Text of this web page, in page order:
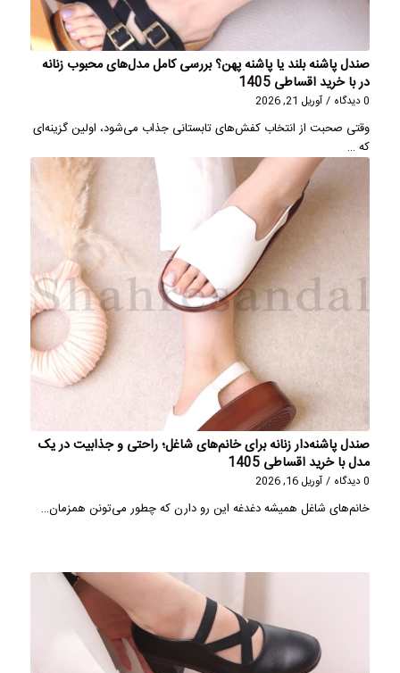
صندل پاشنه بلند یا پاشنه پهن؟ بررسی کامل مدل‌های محبوب زنانه
در با خرید اقساطی 1405
0 دیدگاه / آوریل 21, 2026
وقتی صحبت از انتخاب کفش‌های تابستانی جذاب می‌شود، اولین گزینه‌ای
که …
صندل پاشنه‌دار زنانه برای خانم‌های شاغل؛ راحتی و جذابیت در یک
مدل با خرید اقساطی 1405
0 دیدگاه / آوریل 16, 2026
خانم‌های شاغل همیشه دغدغه این رو دارن که چطور می‌تونن همزمان…